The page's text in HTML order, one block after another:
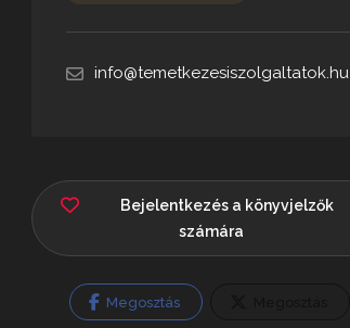
info@temetkezesiszolgaltatok.hu
Bejelentkezés a könyvjelzők
számára
Megosztás